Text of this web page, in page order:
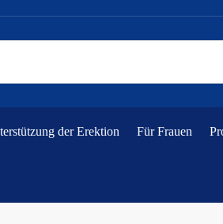
der Erektion Für Frauen